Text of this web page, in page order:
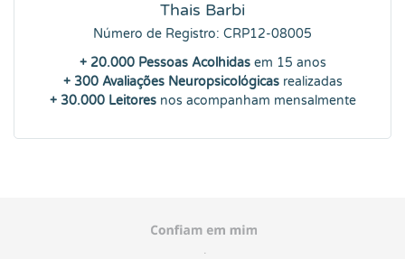
Thais Barbi
Número de Registro: CRP12-08005
+ 20.000 Pessoas Acolhidas em 15 anos
+ 300 Avaliações Neuropsicológicasrealizadas
+ 30.000 Leitoresnos acompanham mensalmente